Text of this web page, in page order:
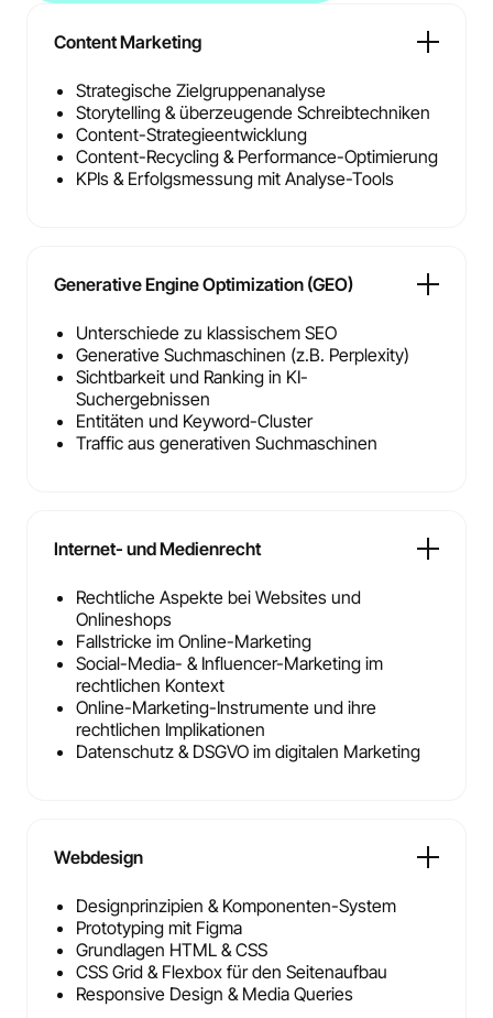
Content Marketing
Strategische Zielgruppenanalyse
Storytelling & überzeugende Schreibtechniken
Content-Strategieentwicklung
Content-Recycling & Performance-Optimierung
KPIs & Erfolgsmessung mit Analyse-Tools
Generative Engine Optimization (GEO)
Unterschiede zu klassischem SEO
Generative Suchmaschinen (z.B. Perplexity)
Sichtbarkeit und Ranking in KI-
Suchergebnissen
Entitäten und Keyword-Cluster
Traffic aus generativen Suchmaschinen
Internet- und Medienrecht
Rechtliche Aspekte bei Websites und
Onlineshops
Fallstricke im Online-Marketing
Social-Media- & Influencer-Marketing im
rechtlichen Kontext
Online-Marketing-Instrumente und ihre
rechtlichen Implikationen
Datenschutz & DSGVO im digitalen Marketing
Webdesign
Designprinzipien & Komponenten-System
Prototyping mit Figma
Grundlagen HTML & CSS
CSS Grid & Flexbox für den Seitenaufbau
Responsive Design & Media Queries